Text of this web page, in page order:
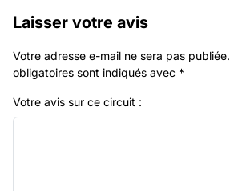
Laisser votre avis
Votre adresse e-mail ne sera pas publiée.
obligatoires sont indiqués avec *
Votre avis sur ce circuit :